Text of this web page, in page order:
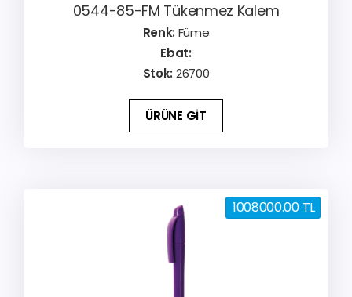
0544-85-FM Tükenmez Kalem
Renk: Füme
Ebat:
Stok: 26700
ÜRÜNE GİT
1008000.00 TL